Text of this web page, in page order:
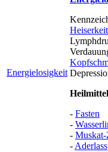
Energielosigkeit
Heiserkeit
- Fasten
-
-
-Aderlass